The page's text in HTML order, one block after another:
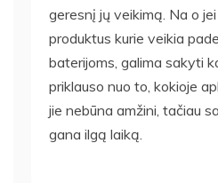
geresnį jų veikimą. Na o
produktus kurie veikia
baterijoms, galima sakyti
priklauso nuo to, kokioje
jie nebūna amžini, tačiau
gana ilgą laiką.